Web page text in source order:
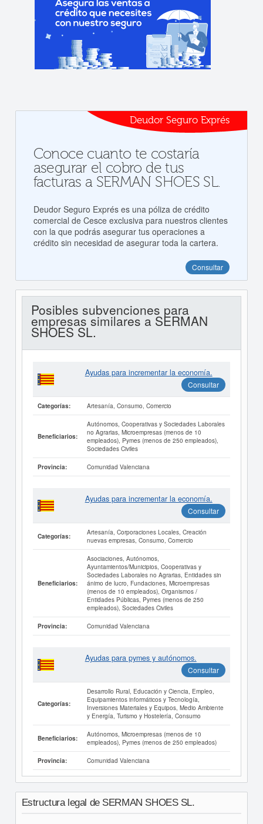
Deudor Seguro Exprés
Conoce cuanto te costaría
asegurar el cobro de tus
facturas a SERMAN SHOES SL.
Deudor Seguro Exprés es una póliza de crédito
comercial de Cesce exclusiva para nuestros clientes
con la que podrás asegurar tus operaciones a
crédito sin necesidad de asegurar toda la cartera.
Consultar
Posibles subvenciones para
empresas similares a SERMAN
SHOES SL.
Ayudas para incrementar la economía.
Consultar
Categorías: Artesanía, Consumo, Comercio
Beneficiarios:
Autónomos, Cooperativas y Sociedades Laborales
no Agrarias, Microempresas (menos de 10
empleados), Pymes (menos de 250 empleados),
Sociedades Civiles
Provincia: Comunidad Valenciana
Ayudas para incrementar la economía.
Consultar
Categorías:
Artesanía, Corporaciones Locales, Creación
nuevas empresas, Consumo, Comercio
Beneficiarios:
Asociaciones, Autónomos,
Ayuntamientos/Municipios, Cooperativas y
Sociedades Laborales no Agrarias, Entidades sin
ánimo de lucro, Fundaciones, Microempresas
(menos de 10 empleados), Organismos /
Entidades Públicas, Pymes (menos de 250
empleados), Sociedades Civiles
Provincia: Comunidad Valenciana
Ayudas para pymes y autónomos.
Consultar
Categorías:
Desarrollo Rural, Educación y Ciencia, Empleo,
Equipamientos informáticos y Tecnología,
Inversiones Materiales y Equipos, Medio Ambiente
y Energía, Turismo y Hostelería, Consumo
Beneficiarios:
Autónomos, Microempresas (menos de 10
empleados), Pymes (menos de 250 empleados)
Provincia: Comunidad Valenciana
Estructura legal de SERMAN SHOES SL.